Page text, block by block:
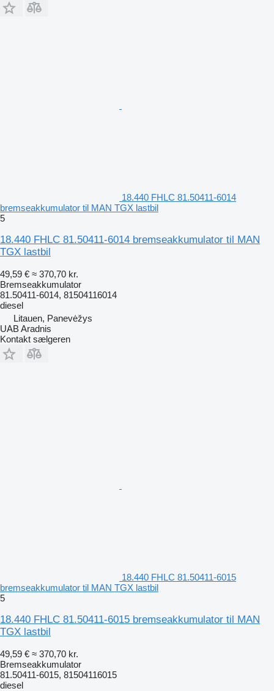
18.440 FHLC 81.50411-6014
bremseakkumulator til MAN TGX lastbil
5
18.440 FHLC 81.50411-6014 bremseakkumulator til MAN
TGX lastbil
49,59 € ≈ 370,70 kr.
Bremseakkumulator
81.50411-6014, 81504116014
diesel
Litauen, Panevėžys
UAB Aradnis
Kontakt sælgeren
18.440 FHLC 81.50411-6015
bremseakkumulator til MAN TGX lastbil
5
18.440 FHLC 81.50411-6015 bremseakkumulator til MAN
TGX lastbil
49,59 € ≈ 370,70 kr.
Bremseakkumulator
81.50411-6015, 81504116015
diesel